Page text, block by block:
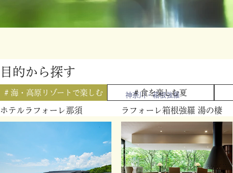
目的から探す
# 海・高原リゾートで楽しむ # 食を楽しむ夏
海・
高
原
栃⽊・那須
ホテルラフォーレ那須
神奈川・箱根強羅
ラフォーレ箱根強羅 湯の棲